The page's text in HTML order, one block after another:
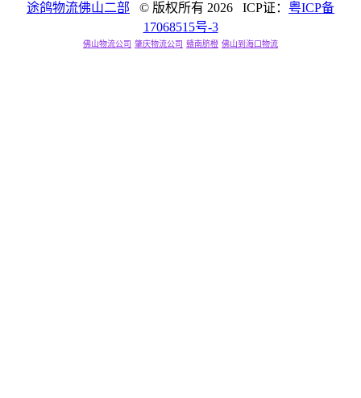
途鸽物流佛山二部 © 版权所有 2026 ICP证： 粤ICP备
17068515号-3
佛山物流公司 肇庆物流公司 赣南脐橙 佛山到海口物流